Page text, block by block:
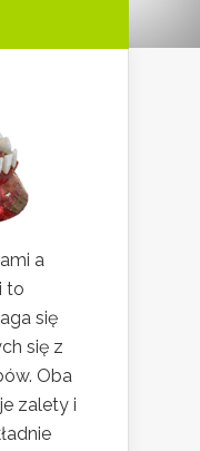
a
to
się
się z
Oba
zalety i